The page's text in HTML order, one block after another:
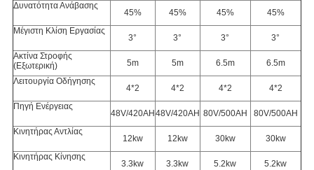
Δυνατότητα Ανάβασης
45% 45% 45%
45%
Μέγιστη Κλίση Εργασίας
3° 3° 3°
3°
Ακτίνα Στροφής
(Εξωτερική)
5m 5m 6.5m
6.5m
Λειτουργία Οδήγησης
4*2 4*2 4*2
4*2
Πηγή Ενέργειας
48V/420AH 48V/420AH 80V/500AH
80V/500AH
Κινητήρας Αντλίας
12kw 12kw 30kw
30kw
Κινητήρας Κίνησης
3.3kw 3.3kw 5.2kw
5.2kw